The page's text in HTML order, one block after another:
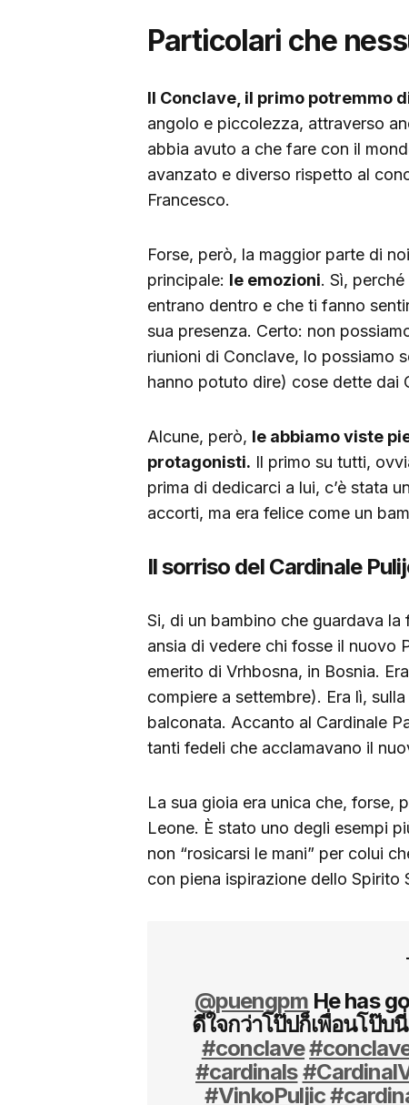
Particolari che
Il Conclave, il primo potremmo
angolo e piccolezza, attraverso
abbia avuto a che fare con il
avanzato e diverso rispetto al
Francesco.
Forse, però, la maggior parte di
principale: le emozioni. Sì,
entrano dentro e che ti fanno
sua presenza. Certo: non
riunioni di Conclave, lo possiamo
hanno potuto dire) cose dette dai
Alcune, però, le abbiamo viste
protagonisti. Il primo su tutti,
prima di dedicarci a lui, c’è stata
accorti, ma era felice come un
Il sorriso del Cardinale
Si, di un bambino che guardava
ansia di vedere chi fosse il nuovo
emerito di Vrhbosna, in Bosnia.
compiere a settembre). Era lì,
balconata. Accanto al Cardinale
tanti fedeli che acclamavano il
La sua gioia era unica che, forse,
Leone. È stato uno degli esempi
non “rosicarsi le mani” per colui
con piena ispirazione dello
@puengpm He has
ดีใจกว่าโป๊ปก็เพื่อนโป๊บ
#conclave
#cardinals
#VinkoPuljic